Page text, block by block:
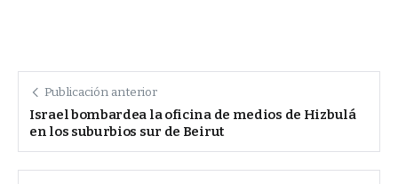
Publicación anterior
Israel bombardea la oficina de medios de Hizbulá
en los suburbios sur de Beirut